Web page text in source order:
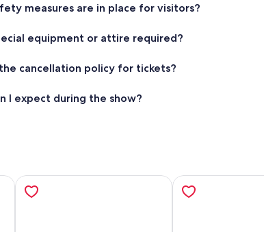
measures are in place for visitors?
equipment or attire required?
cancellation policy for tickets?
I expect during the show?